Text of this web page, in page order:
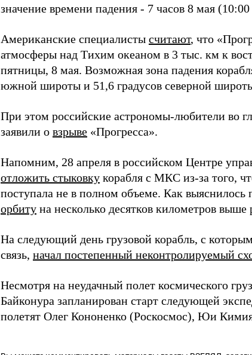
значение времени падения - 7 часов 8 мая
Американские специалисты считают, что
атмосферы над Тихим океаном в 3 тыс. км к
пятницы, 8 мая. Возможная зона падения
южной широты и 51,6 градусов северной
При этом российские астрономы-любители во
заявили о взрыве «Прогресса».
Напомним, 28 апреля в российском Центре
отложить стыковку корабля с МКС из-за того,
поступала не в полном объеме. Как выяснилось
орбиту на несколько десятков километров выше
На следующий день грузовой корабль, с
связь, начал постепенный неконтролируемый
Несмотря на неудачный полет космического
Байконура запланирован старт следующей
полетят Олег Кононенко (Роскосмос), Юи